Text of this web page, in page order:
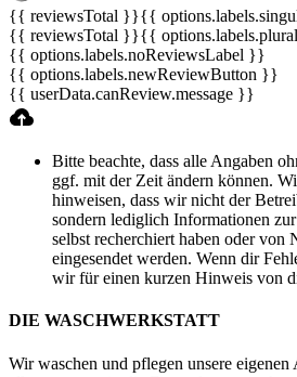
{{ reviewsTotal }}{{
{{ reviewsTotal }}{{
{{ options.labels.noReviewsLabel }}
{{ options.labels.newReviewButton }}
{{ userData.canReview.message }}
Bitte beachte, dass alle Angaben
ggf. mit der Zeit ändern können.
hinweisen, dass wir nicht der
sondern lediglich Informationen
selbst recherchiert haben oder von
eingesendet werden. Wenn dir
wir für einen kurzen Hinweis von
DIE WASCHWERKSTATT
Wir waschen und pflegen unsere